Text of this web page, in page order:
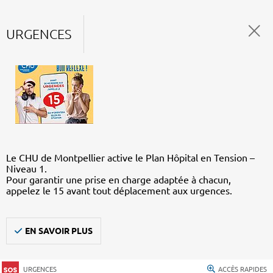
URGENCES
Le CHU de Montpellier active le Plan Hôpital en Tension –
Niveau 1.
Pour garantir une prise en charge adaptée à chacun,
appelez le 15 avant tout déplacement aux urgences.
EN SAVOIR PLUS
URGENCES ACCÈS RAPIDES